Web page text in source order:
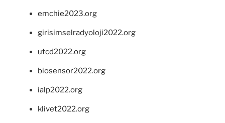
emchie2023.org
girisimselradyoloji2022.org
utcd2022.org
biosensor2022.org
ialp2022.org
klivet2022.org